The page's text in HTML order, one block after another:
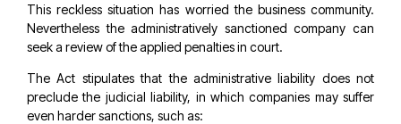
This reckless situation has worried the business community.
Nevertheless the administratively sanctioned company can
seek a review of the applied penalties in court.
The Act stipulates that the administrative liability does not
preclude the judicial liability, in which companies may suffer
even harder sanctions, such as: